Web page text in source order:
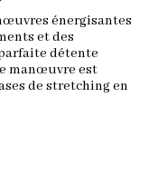
énergisantes
et des
détente
manœuvre est
de stretching en